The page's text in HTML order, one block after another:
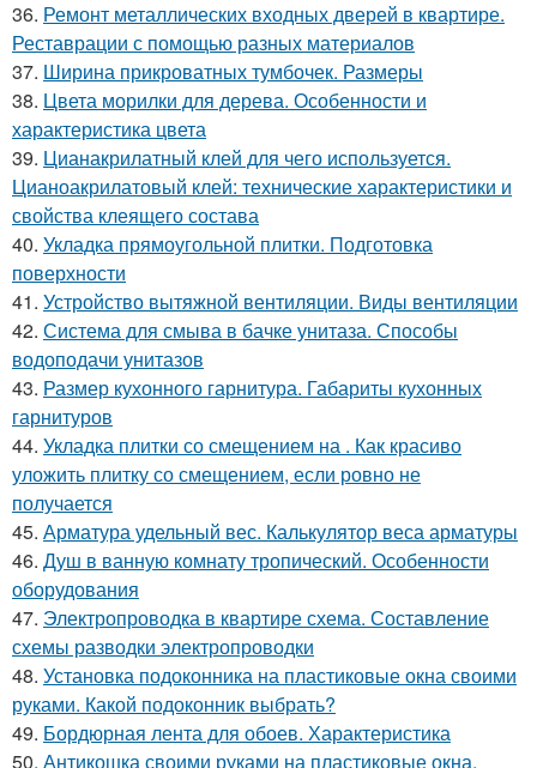
36. Ремонт металлических входных дверей в квартире.
Реставрации с помощью разных материалов
37. Ширина прикроватных тумбочек. Размеры
38. Цвета морилки для дерева. Особенности и
характеристика цвета
39. Цианакрилатный клей для чего используется.
Цианоакрилатовый клей: технические характеристики и
свойства клеящего состава
40. Укладка прямоугольной плитки. Подготовка
поверхности
41. Устройство вытяжной вентиляции. Виды вентиляции
42. Система для смыва в бачке унитаза. Способы
водоподачи унитазов
43. Размер кухонного гарнитура. Габариты кухонных
гарнитуров
44. Укладка плитки со смещением на . Как красиво
уложить плитку со смещением, если ровно не
получается
45. Арматура удельный вес. Калькулятор веса арматуры
46. Душ в ванную комнату тропический. Особенности
оборудования
47. Электропроводка в квартире схема. Составление
схемы разводки электропроводки
48. Установка подоконника на пластиковые окна своими
руками. Какой подоконник выбрать?
49. Бордюрная лента для обоев. Характеристика
50. Антикошка своими руками на пластиковые окна.